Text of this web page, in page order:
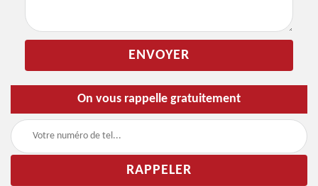
On vous rappelle gratuitement